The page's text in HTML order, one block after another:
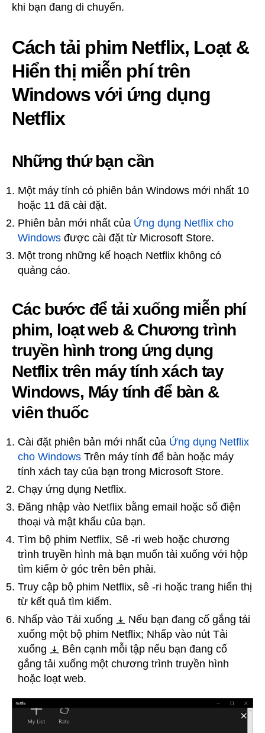
khi bạn đang di chuyển.
Cách tải phim Netflix, Loạt &
Hiển thị miễn phí trên
Windows với ứng dụng
Netflix
Những thứ bạn cần
Một máy tính có phiên bản Windows mới nhất 10
hoặc 11 đã cài đặt.
Phiên bản mới nhất của Ứng dụng Netflix cho
Windows được cài đặt từ Microsoft Store.
Một trong những kế hoạch Netflix không có
quảng cáo.
Các bước để tải xuống miễn phí
phim, loạt web & Chương trình
truyền hình trong ứng dụng
Netflix trên máy tính xách tay
Windows, Máy tính để bàn &
viên thuốc
Cài đặt phiên bản mới nhất của Ứng dụng Netflix
cho Windows Trên máy tính để bàn hoặc máy
tính xách tay của bạn trong Microsoft Store.
Chạy ứng dụng Netflix.
Đăng nhập vào Netflix bằng email hoặc số điện
thoại và mật khẩu của bạn.
Tìm bộ phim Netflix, Sê -ri web hoặc chương
trình truyền hình mà bạn muốn tải xuống với hộp
tìm kiếm ở góc trên bên phải.
Truy cập bộ phim Netflix, sê -ri hoặc trang hiển thị
từ kết quả tìm kiếm.
Nhấp vào Tải xuống
Nếu bạn đang cố gắng tải
xuống một bộ phim Netflix; Nhấp vào nút Tải
xuống
Bên cạnh mỗi tập nếu bạn đang cố
gắng tải xuống một chương trình truyền hình
hoặc loạt web.